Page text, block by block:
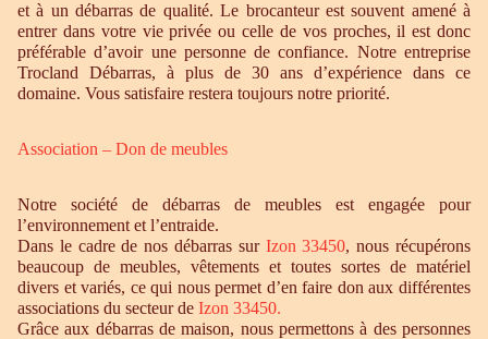
et à un débarras de qualité. Le brocanteur est souvent amené à
entrer dans votre vie privée ou celle de vos proches, il est donc
préférable d’avoir une personne de confiance. Notre entreprise
Trocland Débarras, à plus de 30 ans d’expérience dans ce
domaine. Vous satisfaire restera toujours notre priorité.
Association – Don de meubles
Notre société de débarras de meubles est engagée pour
l’environnement et l’entraide.
Dans le cadre de nos débarras sur Izon 33450, nous récupérons
beaucoup de meubles, vêtements et toutes sortes de matériel
divers et variés, ce qui nous permet d’en faire don aux différentes
associations du secteur de Izon 33450.
Grâce aux débarras de maison, nous permettons à des personnes